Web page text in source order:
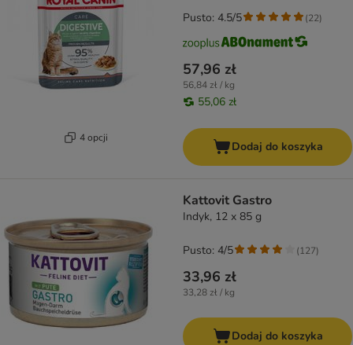
4 opcji
57,96 zł
56,84 zł / kg
55,06 zł
Pusto: 4.5/5 (22)
Dodaj do koszyka
Kattovit Gastro
Indyk, 12 x 85 g
33,96 zł
33,28 zł / kg
Pusto: 4/5 (127)
Dodaj do koszyka